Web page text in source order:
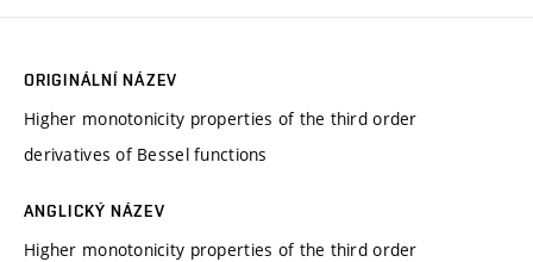
ORIGINÁLNÍ NÁZEV
Higher monotonicity properties of the third order
derivatives of Bessel functions
ANGLICKÝ NÁZEV
Higher monotonicity properties of the third order